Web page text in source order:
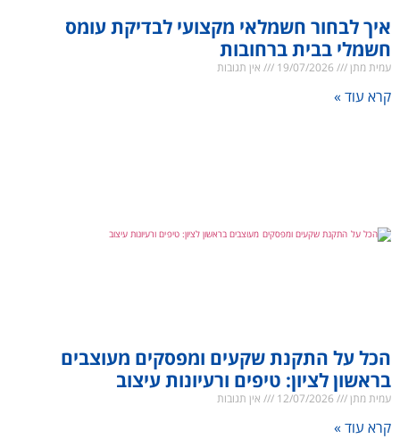
איך לבחור חשמלאי מקצועי לבדיקת עומס
חשמלי בבית ברחובות
עמית מתן אין תגובות
קרא עוד »
הכל על התקנת שקעים ומפסקים מעוצבים
בראשון לציון: טיפים ורעיונות עיצוב
עמית מתן אין תגובות
קרא עוד »